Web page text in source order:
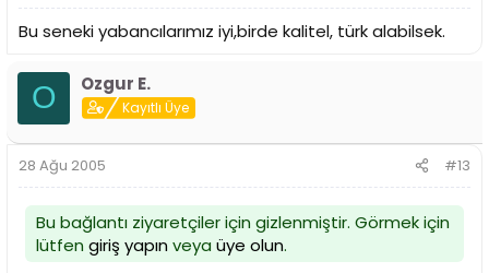
Bu seneki yabancılarımız iyi,birde kalitel, türk alabilsek.
O Ozgur E.
Kayıtlı Üye
28 Ağu 2005 #13
Bu bağlantı ziyaretçiler için gizlenmiştir. Görmek için
lütfen giriş yapınveya üye olun.